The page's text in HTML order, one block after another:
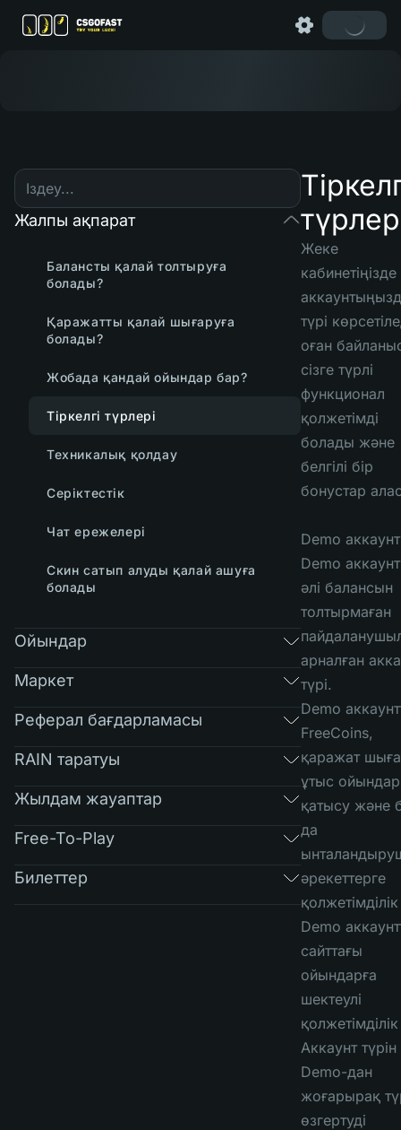
Жалпы ақпарат
Балансты қалай толтыруға
болады?
Қаражатты қалай шығаруға
болады?
Жобада қандай ойындар бар?
Тіркелгі түрлері
Техникалық қолдау
Серіктестік
Чат ережелері
Скин сатып алуды қалай ашуға
болады
Ойындар
Маркет
Реферал бағдарламасы
RAIN таратуы
Жылдам жауаптар
Free-To-Play
Билеттер
Жеке
кабинетіңізде
түрі
оған
сізге түрлі
функционал
қолжетімді
болады және
белгілі бір
бонустар
Demo
Demo
әлі балансын
толтырмаған
арналған
түрі.
Demo
FreeCoins,
қаражат
ұтыс
қатысу және
да
әрекеттерге
Demo
сайттағы
ойындарға
шектеулі
Аккаунт түрін
Demo-дан
жоғарырақ
өзгертуді